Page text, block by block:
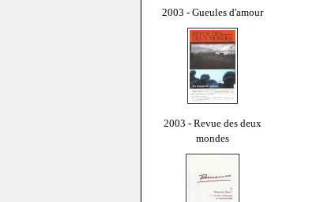
2003 - Gueules d'amour
2003 - Revue des deux
mondes